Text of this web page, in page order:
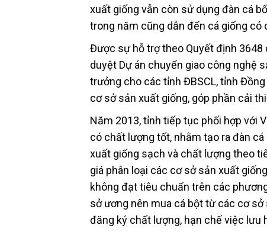
xuất giống vẫn còn sử dụng đàn cá
trong năm cũng dẫn đến cá giống có
Được sự hỗ trợ theo Quyết định 3648
duyệt Dự án chuyển giao công nghệ
trưởng cho các tỉnh ĐBSCL, tỉnh
cơ sở sản xuất giống, góp phần cải
Năm 2013, tỉnh tiếp tục phối hợp với
có chất lượng tốt, nhằm tạo ra đàn
xuất giống sạch và chất lượng theo
giá phân loại các cơ sở sản xuất
không đạt tiêu chuẩn trên các
sở ương nên mua cá bột từ các cơ
đăng ký chất lượng, hạn chế việc lưu